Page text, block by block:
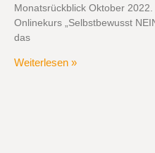
Monatsrückblick Oktober
Onlinekurs „Selbstbewusst
das
Weiterlesen »